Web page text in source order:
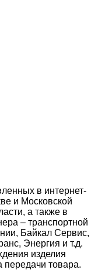
в интернет-
и Московской
а также в
– транспортной
Байкал Сервис,
Энергия и т.д.
изделия
передачи товара.